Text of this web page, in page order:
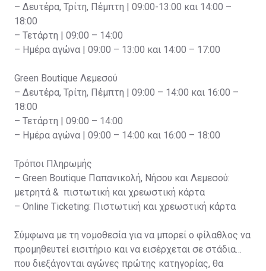
– Δευτέρα, Τρίτη, Πέμπτη | 09:00-13:00 και 14:00 –
18:00
– Τετάρτη | 09:00 – 14:00
– Ημέρα αγώνα | 09:00 – 13:00 και 14:00 – 17:00
Green Boutique Λεμεσού
– Δευτέρα, Τρίτη, Πέμπτη | 09:00 – 14:00 και 16:00 –
18:00
– Τετάρτη | 09:00 – 14:00
– Ημέρα αγώνα | 09:00 – 14:00 και 16:00 – 18:00
Τρόποι Πληρωμής
– Green Boutique Παπανικολή, Νήσου και Λεμεσού:
μετρητά & πιστωτική και χρεωστική κάρτα
– Online Ticketing: Πιστωτική και χρεωστική κάρτα
Σύμφωνα με τη νομοθεσία για να μπορεί ο φίλαθλος να
προμηθευτεί εισιτήριο και να εισέρχεται σε στάδια
που διεξάγονται αγώνες πρώτης κατηγορίας, θα